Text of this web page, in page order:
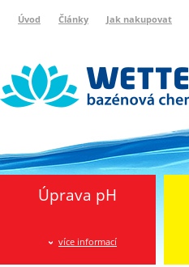
Úvod Články Jak nakupovat
Úprava pH
více informací